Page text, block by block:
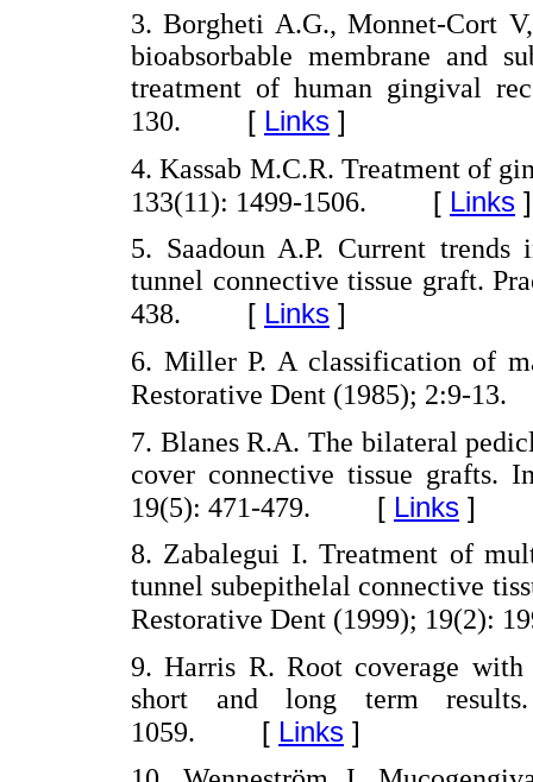
3. Borgheti A.G., Monnet-Cort
bioabsorbable membrane and
treatment of human gingival
130. [ Links ]
4. Kassab M.C.R. Treatment of
133(11): 1499-1506. [ Links ]
5. Saadoun A.P. Current
tunnel connective tissue graft.
438. [ Links ]
6. Miller P. A classification of
Restorative Dent (1985); 2:9-13.
7. Blanes R.A. The bilateral
cover connective tissue grafts.
19(5): 471-479. [ Links ]
8. Zabalegui I. Treatment of
tunnel subepithelal connective
Restorative Dent (1999); 19(2):
9. Harris R. Root coverage
short and long term
1059. [ Links ]